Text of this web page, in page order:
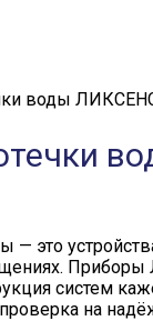
— это
Приборы
систем
на